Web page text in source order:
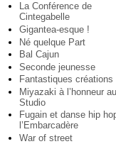
La Conférence de
Cintegabelle
Gigantea-esque !
Né quelque Part
Bal Cajun
Seconde jeunesse
Fantastiques créations
Miyazaki à l’honneur au
Studio
Fugain et danse hip
l’Embarcadère
War of street